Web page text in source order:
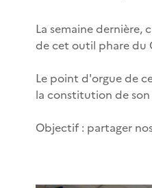
La semaine dernière,
de cet outil phare du
Le point d'orgue de
la constitution de
Objectif : partager